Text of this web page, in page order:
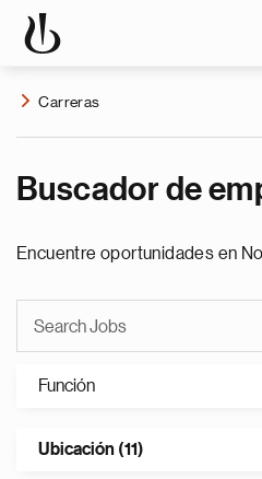
Carreras
Buscador de
Encuentre oportunidades en
Función
Ubicación (11)